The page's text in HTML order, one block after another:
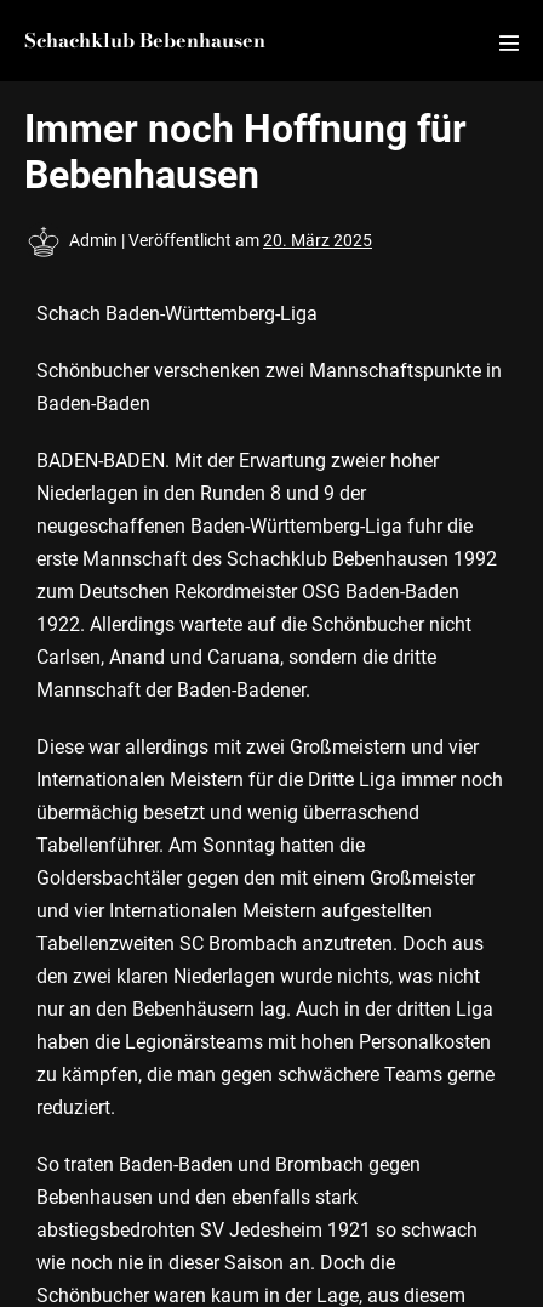
Schachklub Bebenhausen
Immer noch Hoffnung für
Bebenhausen
Admin |Veröffentlicht am20. März 2025
Schach Baden-Württemberg-Liga
Schönbucher verschenken zwei Mannschaftspunkte in
Baden-Baden
BADEN-BADEN. Mit der Erwartung zweier hoher
Niederlagen in den Runden 8 und 9 der
neugeschaffenen Baden-Württemberg-Liga fuhr die
erste Mannschaft des Schachklub Bebenhausen 1992
zum Deutschen Rekordmeister OSG Baden-Baden
1922. Allerdings wartete auf die Schönbucher nicht
Carlsen, Anand und Caruana, sondern die dritte
Mannschaft der Baden-Badener.
Diese war allerdings mit zwei Großmeistern und vier
Internationalen Meistern für die Dritte Liga immer noch
übermächig besetzt und wenig überraschend
Tabellenführer. Am Sonntag hatten die
Goldersbachtäler gegen den mit einem Großmeister
und vier Internationalen Meistern aufgestellten
Tabellenzweiten SC Brombach anzutreten. Doch aus
den zwei klaren Niederlagen wurde nichts, was nicht
nur an den Bebenhäusern lag. Auch in der dritten Liga
haben die Legionärsteams mit hohen Personalkosten
zu kämpfen, die man gegen schwächere Teams gerne
reduziert.
So traten Baden-Baden und Brombach gegen
Bebenhausen und den ebenfalls stark
abstiegsbedrohten SV Jedesheim 1921 so schwach
wie noch nie in dieser Saison an. Doch die
Schönbucher waren kaum in der Lage, aus diesem